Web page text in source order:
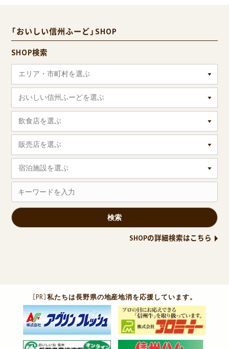
「おいしい信州ふーど」SHOP
SHOP検索
エリア・市町村を選ぶ
おいしい信州ふーどを選ぶ
飲食店を選ぶ
販売店を選ぶ
宿泊施設を選ぶ
SHOPの詳細検索はこちら
［PR］私たちは長野県の地産地消を応援しています。